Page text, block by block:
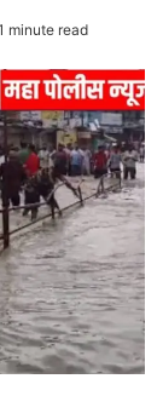
minute read